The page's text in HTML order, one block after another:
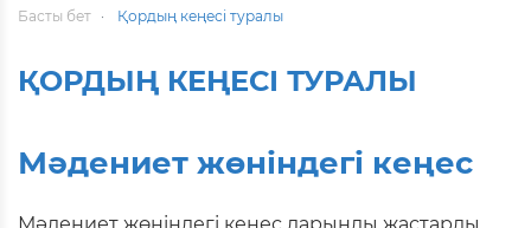
Басты бет Қордың кеңесі туралы
ҚОРДЫҢ КЕҢЕСІ ТУРАЛЫ
Мәдениет жөніндегі кеңес
Мәдениет жөніндегі кеңес дарынды жастарды